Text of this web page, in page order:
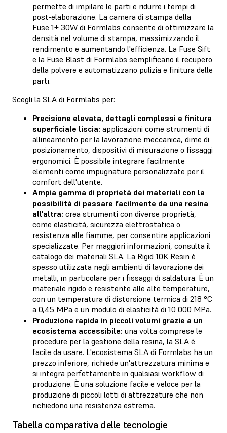
permette di impilare le parti e ridurre i tempi di
post-elaborazione. La camera di stampa della
Fuse 1+ 30W di Formlabs consente di ottimizzare la
densità nel volume di stampa, massimizzando il
rendimento e aumentando l'efficienza. La Fuse Sift
e la Fuse Blast di Formlabs semplificano il recupero
della polvere e automatizzano pulizia e finitura delle
parti.
Scegli la SLA di Formlabs per:
Precisione elevata, dettagli complessi e finitura
superficiale liscia: applicazioni come strumenti di
allineamento per la lavorazione meccanica, dime di
posizionamento, dispositivi di misurazione o fissaggi
ergonomici. È possibile integrare facilmente
elementi come impugnature personalizzate per il
comfort dell'utente.
Ampia gamma di proprietà dei materiali con la
possibilità di passare facilmente da una resina
all'altra: crea strumenti con diverse proprietà,
come elasticità, sicurezza elettrostatica o
resistenza alle fiamme, per consentire applicazioni
specializzate. Per maggiori informazioni, consulta il
catalogo dei materiali SLA. La Rigid 10K Resin è
spesso utilizzata negli ambienti di lavorazione dei
metalli, in particolare per i fissaggi di saldatura. È un
materiale rigido e resistente alle alte temperature,
con un temperatura di distorsione termica di 218 °C
a 0,45 MPa e un modulo di elasticità di 10 000 MPa.
Produzione rapida in piccoli volumi grazie a un
ecosistema accessibile: una volta comprese le
procedure per la gestione della resina, la SLA è
facile da usare. L'ecosistema SLA di Formlabs ha un
prezzo inferiore, richiede un'attrezzatura minima e
si integra perfettamente in qualsiasi workflow di
produzione. È una soluzione facile e veloce per la
produzione di piccoli lotti di attrezzature che non
richiedono una resistenza estrema.
Tabella comparativa delle tecnologie